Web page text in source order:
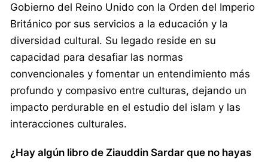
Gobierno del Reino Unido con la Orden del Imperio
Británico por sus servicios a la educación y la
diversidad cultural. Su legado reside en su
capacidad para desafiar las normas
convencionales y fomentar un entendimiento más
profundo y compasivo entre culturas, dejando un
impacto perdurable en el estudio del islam y las
interacciones culturales.
¿Hay algún libro de Ziauddin Sardar que no hayas